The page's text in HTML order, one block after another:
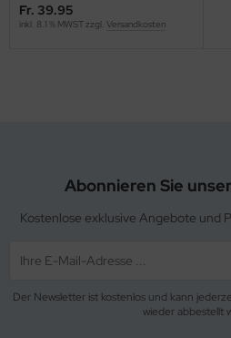
Fr. 39.95
inkl. 8.1 % MWST zzgl. Versandkosten
Abonnieren Sie
Kostenlose exklusive Angebote und
Der Newsletter ist kostenlos und kann
wieder abbestellt